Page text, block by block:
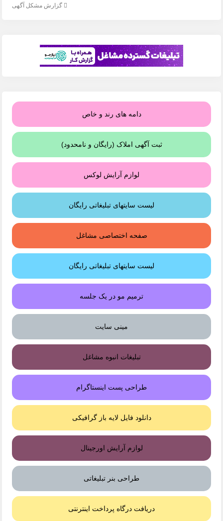
گزارش مشکل آگهی
دامه های رند و خاص
ثبت آگهی املاک (رایگان و نامحدود)
لوازم آرایش لوکس
لیست سایتهای تبلیغاتی رایگان
صفحه اختصاصی مشاغل
لیست سایتهای تبلیغاتی رایگان
ترمیم مو در یک جلسه
مینی سایت
تبلیغات انبوه مشاغل
طراحی پست اینستاگرام
دانلود فایل لایه باز گرافیکی
لوازم آرایش اورجینال
طراحی بنر تبلیغاتی
دریافت درگاه پرداخت اینترنتی